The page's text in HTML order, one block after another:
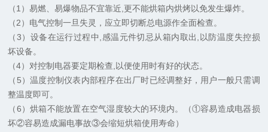
（1）易燃、易爆物品不宜靠近,更不能烘箱内烘烤以免发生爆炸。
（2）电气控制一旦失灵，应立即切断总电源作全面检查。
（3）设备在运行过程中,感温元件切忌从箱内取出,以防温度失控损
坏设备。
（4）对控制电器要定期检查,以便使用时有好的状态。
（5）温度控制仪表内部程序在出厂时已经调整好，用户一般只需调
整温度即可。
（6）烘箱不能放置在空气湿度较大的环境内。（①容易造成电器损
坏②容易造成漏电事故③会缩短烘箱使用寿命）